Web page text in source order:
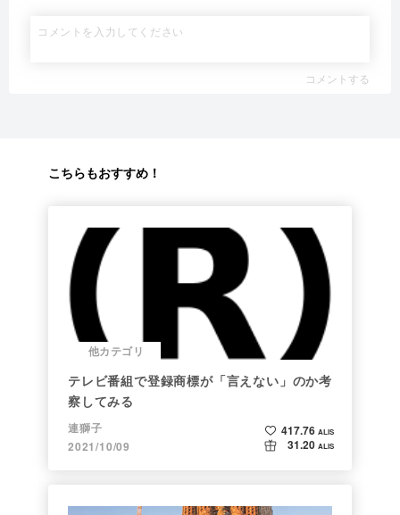
コメントする
こちらもおすすめ！
他カテゴリ
テレビ番組で登録商標が「言えない」のか考
察してみる
連獅子
2021/10/09
417.76 ALIS
31.20 ALIS